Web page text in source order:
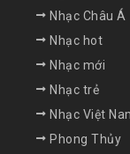
Nhạc Châu Á
Nhạc hot
Nhạc mới
Nhạc trẻ
Nhạc Việt
Phong Thủy